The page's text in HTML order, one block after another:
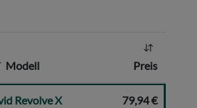
Modell Preis
Revolve X
79,94 €